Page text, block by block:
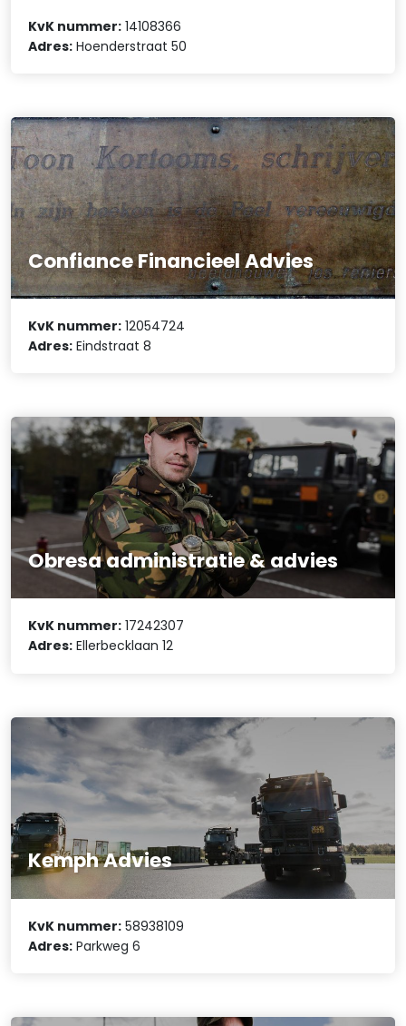
KvK nummer: 14108366
Adres: Hoenderstraat 50
Confiance Financieel Advies
KvK nummer: 12054724
Adres: Eindstraat 8
Obresa administratie & advies
KvK nummer: 17242307
Adres: Ellerbecklaan 12
Kemph Advies
KvK nummer: 58938109
Adres: Parkweg 6